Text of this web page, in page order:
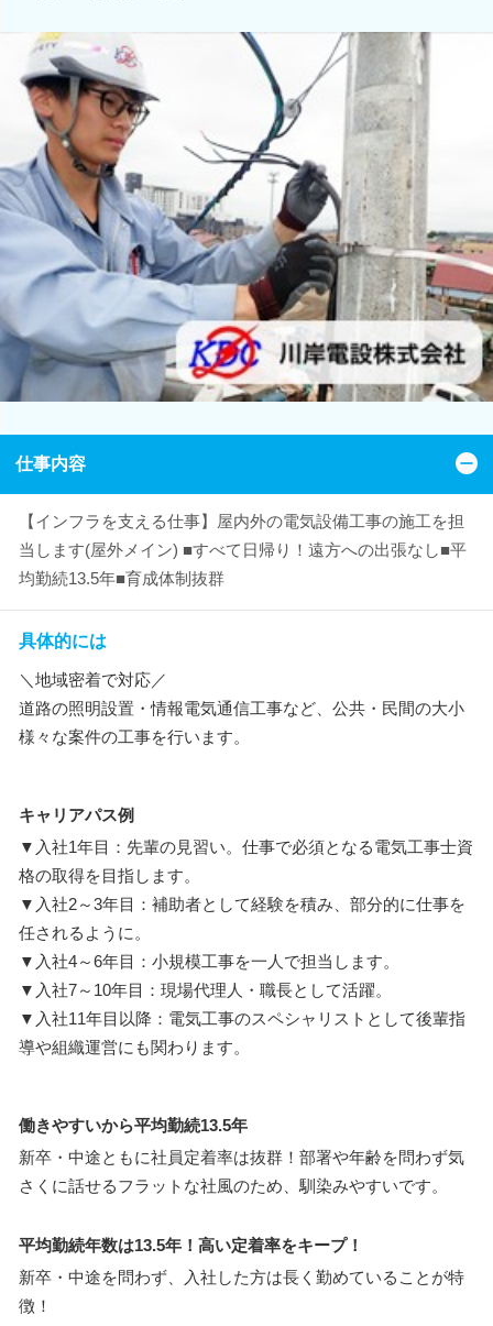
仕事内容
【インフラを支える仕事】屋内外の電気設備工事の施工を担
当します(屋外メイン) ■すべて日帰り！遠方への出張なし■平
均勤続13.5年■育成体制抜群
具体的には
＼地域密着で対応／
道路の照明設置・情報電気通信工事など、公共・民間の大小
様々な案件の工事を行います。
キャリアパス例
▼入社1年目：先輩の見習い。仕事で必須となる電気工事士資
格の取得を目指します。
▼入社2～3年目：補助者として経験を積み、部分的に仕事を
任されるように。
▼入社4～6年目：小規模工事を一人で担当します。
▼入社7～10年目：現場代理人・職長として活躍。
▼入社11年目以降：電気工事のスペシャリストとして後輩指
導や組織運営にも関わります。
働きやすいから平均勤続13.5年
新卒・中途ともに社員定着率は抜群！部署や年齢を問わず気
さくに話せるフラットな社風のため、馴染みやすいです。
平均勤続年数は13.5年！高い定着率をキープ！
新卒・中途を問わず、入社した方は長く勤めていることが特
徴！